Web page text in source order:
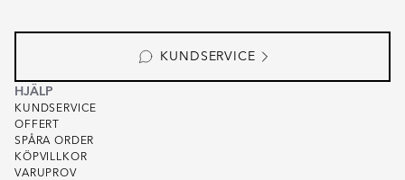
KUNDSERVICE
HJÄLP
KUNDSERVICE
OFFERT
SPÅRA ORDER
KÖPVILLKOR
VARUPROV